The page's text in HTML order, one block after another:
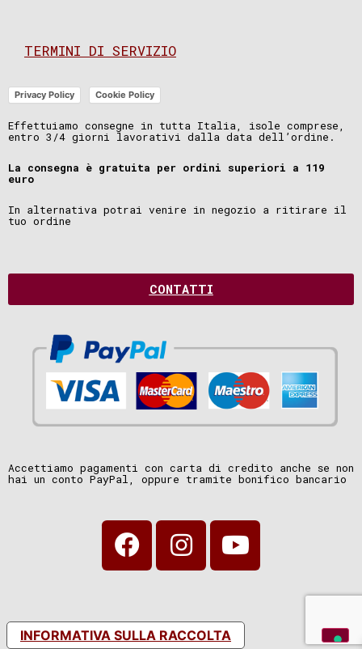
TERMINI DI SERVIZIO
Privacy Policy Cookie Policy
Effettuiamo consegne in tutta Italia, isole comprese,
entro 3/4 giorni lavorativi dalla data dell’ordine.
La consegna è gratuita per ordini superiori a 119
euro
In alternativa potrai venire in negozio a ritirare il
tuo ordine
CONTATTI
Accettiamo pagamenti con carta di credito anche se non
hai un conto PayPal, oppure tramite bonifico bancario
INFORMATIVA SULLA RACCOLTA